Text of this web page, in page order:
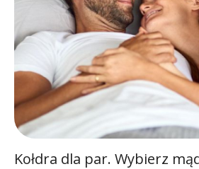
Kołdra dla par. Wybierz